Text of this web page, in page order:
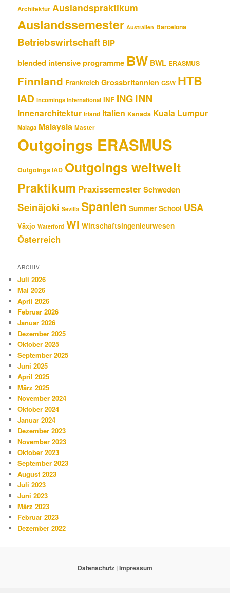
Architektur Auslandspraktikum
Auslandssemester Australien Barcelona
Betriebswirtschaft BIP
blended intensive programme BW BWL ERASMUS
Finnland Frankreich Grossbritannien GSW HTB
IAD Incomings International INF INGINN
Innenarchitektur Irland Italien Kanada Kuala Lumpur
Malaga Malaysia Master
Outgoings ERASMUS
Outgoings IAD Outgoings weltweit
Praktikum PraxissemesterSchweden
Seinäjoki Sevilla Spanien Summer School USA
Växjo Waterford WI Wirtschaftsingenieurwesen
Österreich
ARCHIV
Juli 2026
Mai 2026
April 2026
Februar 2026
Januar 2026
Dezember 2025
Oktober 2025
September 2025
Juni 2025
April 2025
März 2025
November 2024
Oktober 2024
Januar 2024
Dezember 2023
November 2023
Oktober 2023
September 2023
August 2023
Juli 2023
Juni 2023
März 2023
Februar 2023
Dezember 2022
Datenschutz |Impressum